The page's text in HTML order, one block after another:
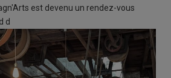
est devenu un rendez-vous
d